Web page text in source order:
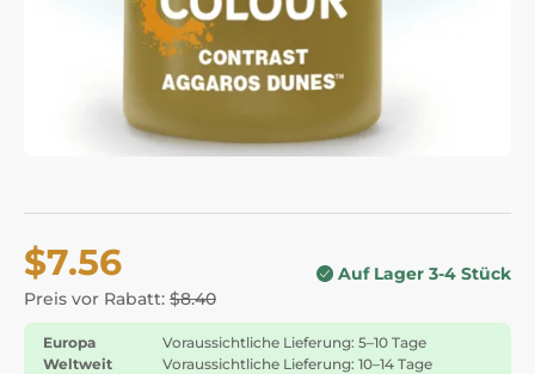
$7.56
Preis vor Rabatt: $8.40
Auf Lager 3-4 Stück
Europa
Voraussichtliche Lieferung: 5–10 Tage
Weltweit
Voraussichtliche Lieferung: 10–14 Tage